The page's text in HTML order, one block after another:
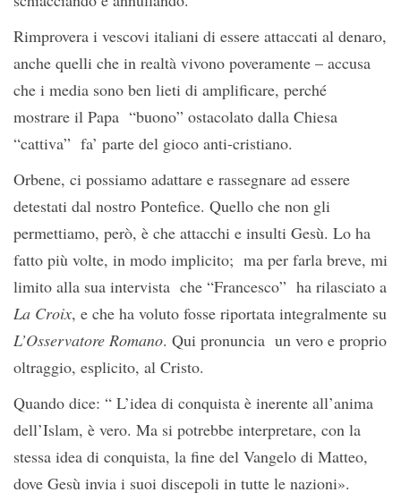
Rimprovera i vescovi italiani di essere attaccati al denaro,
anche quelli che in realtà vivono poveramente – accusa
che i media sono ben lieti di amplificare, perché
mostrare il Papa “buono” ostacolato dalla Chiesa
“cattiva” fa’ parte del gioco anti-cristiano.
Orbene, ci possiamo adattare e rassegnare ad essere
detestati dal nostro Pontefice. Quello che non gli
permettiamo, però, è che attacchi e insulti Gesù. Lo ha
fatto più volte, in modo implicito; ma per farla breve, mi
limito alla sua intervista che “Francesco” ha rilasciato a
La Croix, e che ha voluto fosse riportata integralmente su
L’Osservatore Romano. Qui pronuncia un vero e proprio
oltraggio, esplicito, al Cristo.
Quando dice: “ L’idea di conquista è inerente all’anima
dell’Islam, è vero. Ma si potrebbe interpretare, con la
stessa idea di conquista, la fine del Vangelo di Matteo,
dove Gesù invia i suoi discepoli in tutte le nazioni».